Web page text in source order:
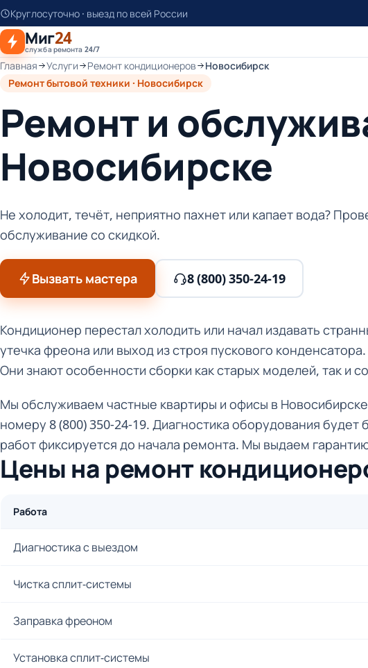
К
основному
контенту
Круглосуточно · выезд по всей России
Миг24
служба ремонта 24/7
Главная Услуги Ремонт кондиционеров
Новосибирск
Ремонт бытовой техники · Новосибирск
Ремонт и
Новосибирске
Не холодит, течёт, неприятно пахнет или капает вода?
обслуживание со скидкой.
Вызвать мастера 8 (800) 350-24-19
Кондиционер перестал холодить или начал издавать
утечка фреона или выход из строя пускового
Они знают особенности сборки как старых моделей, так и
Мы обслуживаем частные квартиры и офисы в
номеру 8 (800) 350-24-19. Диагностика оборудования
работ фиксируется до начала ремонта. Мы выдаем
Цены на ремонт
Работа
Диагностика с выездом
Чистка сплит-системы
Заправка фреоном
Установка сплит-системы